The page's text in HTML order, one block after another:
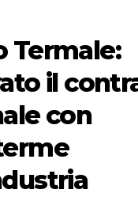
Termale:
il
con